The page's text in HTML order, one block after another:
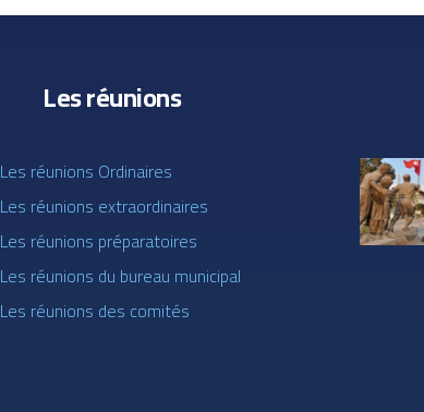
Les réunions
Les réunions Ordinaires
Les réunions extraordinaires
Les réunions préparatoires
Les réunions du bureau municipal
Les réunions des comités